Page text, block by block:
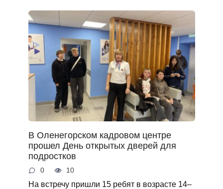
В Оленегорском кадровом центре
прошел День открытых дверей для
подростков
0 10
На встречу пришли 15 ребят в возрасте 14–